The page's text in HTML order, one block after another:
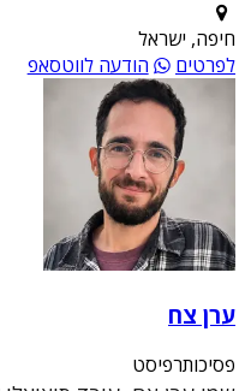
חיפה, ישראל
לפרטים
הודעה לווטסאפ
ערן צח
פסיכותרפיסט